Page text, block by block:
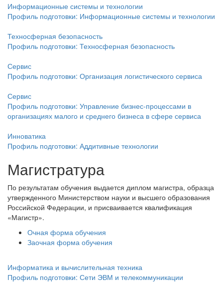
Информационные системы и технологии
Профиль подготовки: Информационные системы и технологии
Техносферная безопасность
Профиль подготовки: Техносферная безопасность
Сервис
Профиль подготовки: Организация логистического сервиса
Сервис
Профиль подготовки: Управление бизнес-процессами в
организациях малого и среднего бизнеса в сфере сервиса
Инноватика
Профиль подготовки: Аддитивные технологии
Магистратура
По результатам обучения выдается диплом магистра, образца
утвержденного Министерством науки и высшего образования
Российской Федерации, и присваивается квалификация
«Магистр».
Очная форма обучения
Заочная форма обучения
Информатика и вычислительная техника
Профиль подготовки: Сети ЭВМ и телекоммуникации